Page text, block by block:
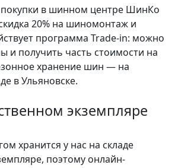
в шинном центре ШинКо
20% на шиномонтаж и
программа Trade-in: можно
и получить часть стоимости на
хранение шин — на
в Ульяновске.
экземпляре
хранится у нас на складе
поэтому онлайн-